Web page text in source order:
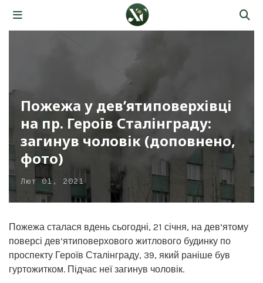
Пожежа у дев’ятиповерхівці
на пр. Героїв Сталінграду:
загинув чоловік (доповнено,
фото)
Лют 01, 2021
Пожежа сталася вдень сьогодні, 21 січня, на дев’ятому
поверсі дев’ятиповерхового житлового будинку по
проспекту Героїв Сталінграду, 39, який раніше був
гуртожитком. Підчас неї загинув чоловік.